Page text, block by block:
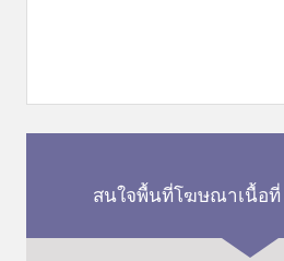
สนใจพื้นที่โฆษณาเนื้อที่